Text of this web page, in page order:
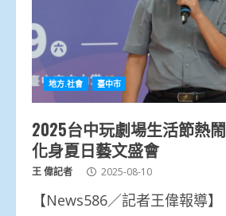
地方.社會 臺中市
2025台中玩劇場生活節熱
化身夏日藝文盛會
王 偉記者 2025-08-10
【News586／記者王偉報導】